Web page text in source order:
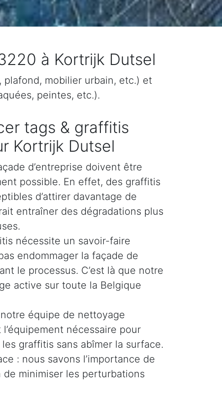
à Kortrijk Dutsel
mobilier urbain, etc.) et
peintes, etc.).
tags & graffitis
Kortrijk Dutsel
d’entreprise doivent être
possible. En effet, des graffitis
d’attirer davantage de
entraîner des dégradations plus
nécessite un savoir-faire
endommager la façade de
le processus. C’est là que notre
active sur toute la Belgique
équipe de nettoyage
nécessaire pour
graffitis sans abîmer la surface.
: nous savons l’importance de
minimiser les perturbations